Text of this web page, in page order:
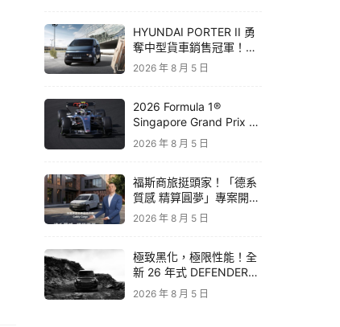
HYUNDAI PORTER II 勇
奪中型貨車銷售冠軍！
STARIA 月付 6,999 元領
2026 年 8 月 5 日
2026 Formula 1®
Singapore Grand Prix 新
加坡大獎賽｜Audi 極速之
旅開放報名 直擊夜間街道
2026 年 8 月 5 日
福斯商旅挺頭家！「德系
質感 精算圓夢」專案開跑
｜Caddy Cargo 助攻事
2026 年 8 月 5 日
極致黑化，極限性能！全
新 26 年式 DEFENDER
OCTA BLACK 限量登台
｜Defender 最強性能旗
2026 年 8 月 5 日